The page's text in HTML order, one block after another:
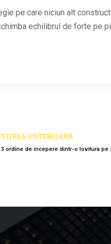
pe care niciun alt
echilibrul de forte pe
ȘTIREA ANTERIOARĂ